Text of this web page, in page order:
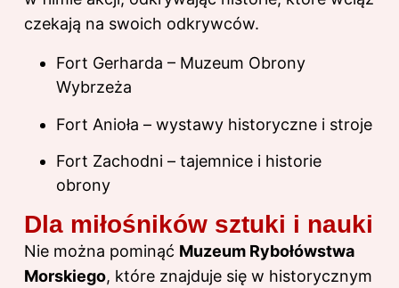
czekają na swoich odkrywców.
Fort Gerharda – Muzeum Obrony
Wybrzeża
Fort Anioła – wystawy historyczne i stroje
Fort Zachodni – tajemnice i historie
obrony
Dla miłośników sztuki i nauki
Nie można pominąć Muzeum Rybołówstwa
Morskiego, które znajduje się w historycznym